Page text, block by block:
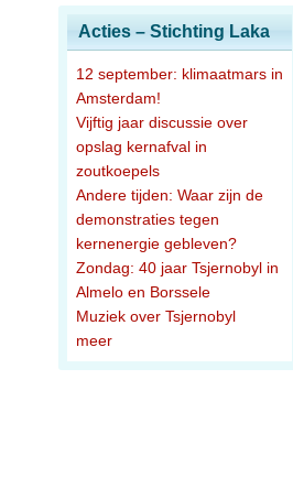
Acties – Stichting Laka
12 september: klimaatmars in
Amsterdam!
Vijftig jaar discussie over
opslag kernafval in
zoutkoepels
Andere tijden: Waar zijn de
demonstraties tegen
kernenergie gebleven?
Zondag: 40 jaar Tsjernobyl in
Almelo en Borssele
Muziek over Tsjernobyl
meer